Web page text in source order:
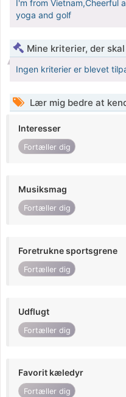
I'm from Vietnam,Cheerful
yoga and golf
Mine kriterier, der
Ingen kriterier er blevet
Lær mig bedre at
Interesser
Fortæller dig
Musiksmag
Fortæller dig
Foretrukne sportsgrene
Fortæller dig
Udflugt
Fortæller dig
Favorit kæledyr
Fortæller dig